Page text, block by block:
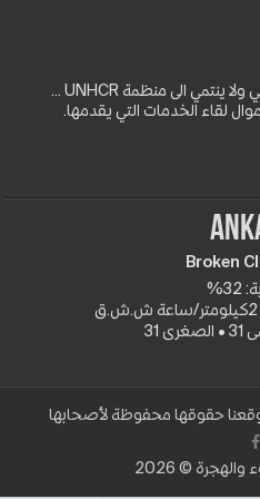
بوابة اللجوء والهجرة موقع غير حكومي ولا ينتمي الى منظمة UNHCR ...
لقاء الخدمات التي يقدمها.
Broken
31
حقوقها محفوظة لأصحابها
© 2026